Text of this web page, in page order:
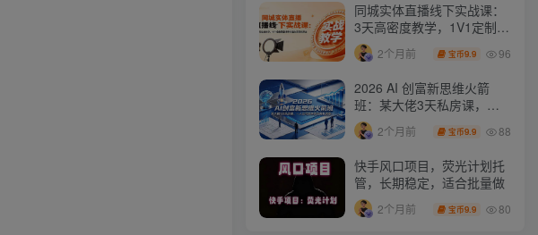
同城实体直播线下实战课：
3天高密度教学，1V1定制货
盘话术快速实现同城爆店
2个月前 宝币9.9 96
2026 AI 创富新思维火箭
班：某大佬3天私房课，一
人公司实体获客商机洞察
2个月前 宝币9.9 88
快手风口项目，荧光计划托
管，长期稳定，适合批量做
2个月前 宝币9.9 80